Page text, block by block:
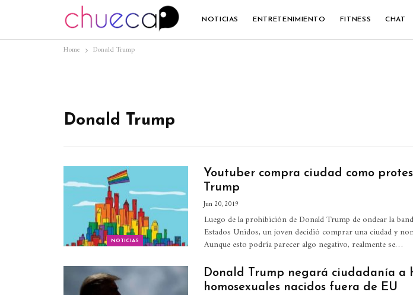
NOTICIAS ENTRETENIMIENTO FITNESS CHAT
Home Donald Trump
Donald Trump
NOTICIAS
Youtuber compra ciudad como
Trump
Jun 20, 2019
Luego de la prohibición de Donald Trump de ondear la
Estados Unidos, un joven decidió comprar una ciudad y
Aunque esto podría parecer algo negativo, realmente se…
Donald Trump negará ciudadanía a
homosexuales nacidos fuera de EU